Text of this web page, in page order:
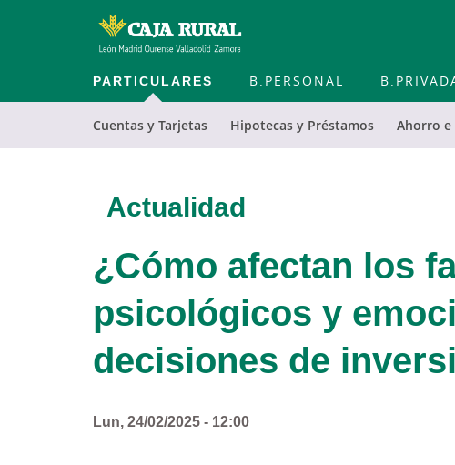
PARTICULARES
Cuentas y Tarjetas Hipotecas y Préstamos Ahorro e
B.PERSONAL
Actualidad
¿Cómo afectan los
psicológicos y
decisiones de
Lun, 24/02/2025 - 12:00